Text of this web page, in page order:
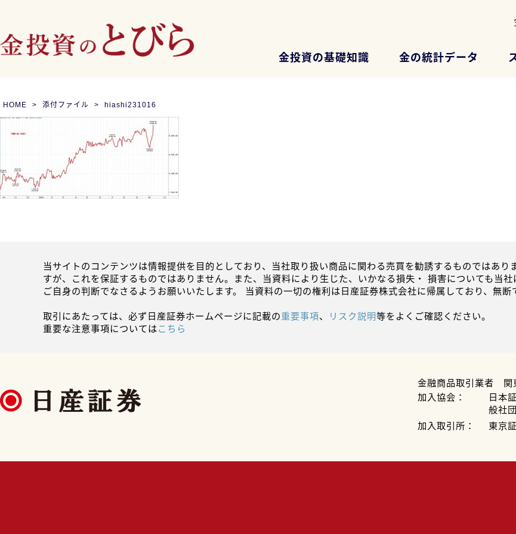
金投資の基礎知識 金の統計データ
HOME 添付ファイル hiashi231016
当サイトのコンテンツは情報提供を目的としており、当社取り扱い商品に関わる売買を勧誘するものではあ
すが、これを保証するものではありません。また、当資料により生じた、いかなる損失・ 損害についても当
ご自身の判断でなさるようお願いいたします。 当資料の一切の権利は日産証券株式会社に帰属しており、無断
取引にあたっては、必ず日産証券ホームページに記載の重要事項、 リスク説明等をよくご確認ください。
重要な注意事項についてはこちら
金融商品取引業者 関
加入協会：
日本
般社
加入取引所：
東京